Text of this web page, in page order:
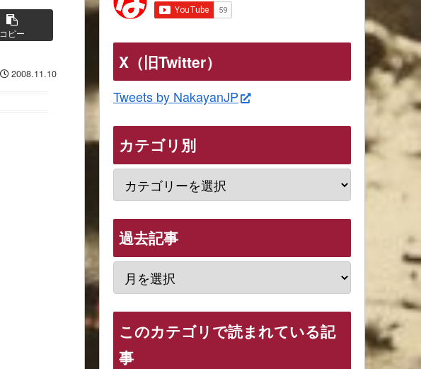
コピー
2008.11.10
X（旧Twitter）
Tweets by NakayanJP
カテゴリ別
過去記事
このカテゴリで読まれている記
事